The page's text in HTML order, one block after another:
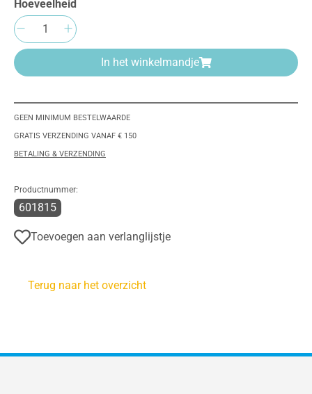
Hoeveelheid
Producthoeveelheid: Voer de gewenste
In het winkelmandje
GEEN MINIMUM BESTELWAARDE
GRATIS VERZENDING VANAF € 150
BETALING & VERZENDING
Productnummer:
601815
Toevoegen aan verlanglijstje
Terug naar het overzicht